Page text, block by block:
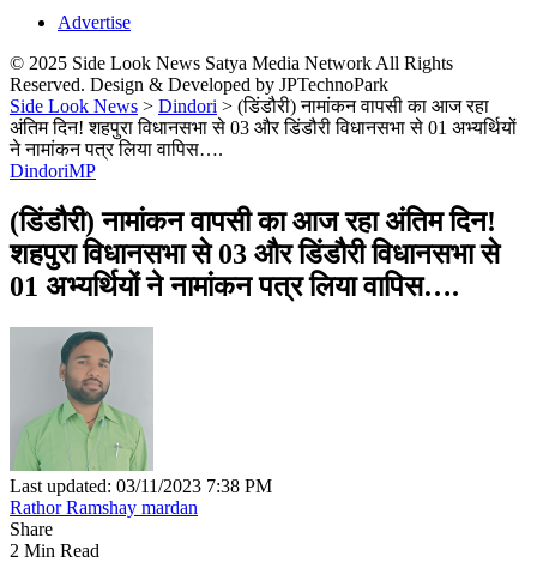
Advertise
© 2025 Side Look News Satya Media Network All Rights
Reserved. Design & Developed by JPTechnoPark
Side Look News > Dindori > (डिंडौरी) नामांकन वापसी का आज रहा
अंतिम दिन! शहपुरा विधानसभा से 03 और डिंडौरी विधानसभा से 01 अभ्यर्थियों
ने नामांकन पत्र लिया वापिस….
DindoriMP
(डिंडौरी) नामांकन वापसी का आज रहा अंतिम दिन!
शहपुरा विधानसभा से 03 और डिंडौरी विधानसभा से
01 अभ्यर्थियों ने नामांकन पत्र लिया वापिस….
Last updated: 03/11/2023 7:38 PM
Rathor Ramshay mardan
Share
2 Min Read